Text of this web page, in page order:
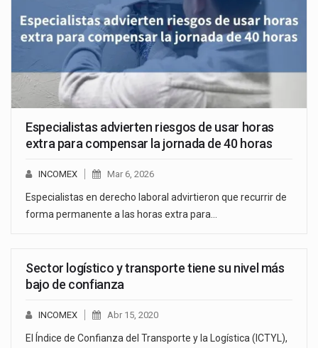
Especialistas advierten riesgos de usar horas
extra para compensar la jornada de 40 horas
INCOMEX Mar 6, 2026
Especialistas en derecho laboral advirtieron que recurrir de
forma permanente a las horas extra para…
Sector logístico y transporte tiene su nivel más
bajo de confianza
INCOMEX Abr 15, 2020
El Índice de Confianza del Transporte y la Logística (ICTYL),